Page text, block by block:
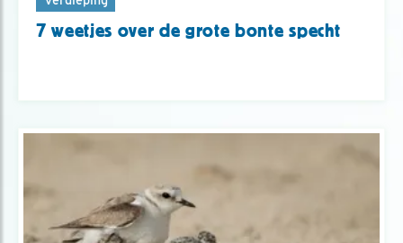
7 weetjes over de grote bonte specht